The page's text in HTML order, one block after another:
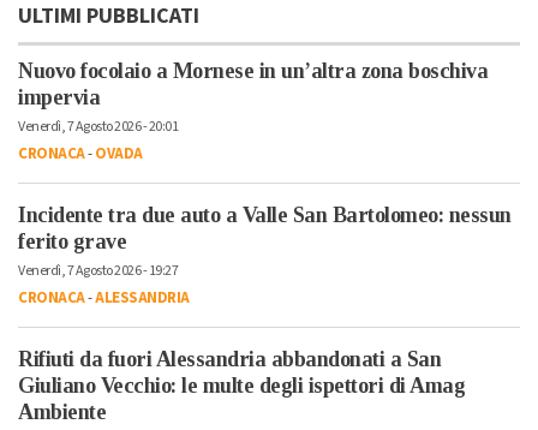
ULTIMI PUBBLICATI
Nuovo focolaio a Mornese in un’altra zona boschiva
impervia
Venerdì, 7 Agosto 2026 - 20:01
CRONACA-OVADA
Incidente tra due auto a Valle San Bartolomeo: nessun
ferito grave
Venerdì, 7 Agosto 2026 - 19:27
CRONACA-ALESSANDRIA
Rifiuti da fuori Alessandria abbandonati a San
Giuliano Vecchio: le multe degli ispettori di Amag
Ambiente